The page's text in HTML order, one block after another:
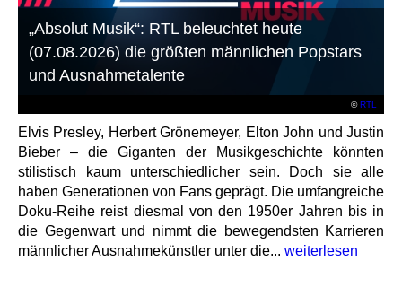
©RTL
„Absolut Musik“: RTL beleuchtet heute
(07.08.2026) die größten männlichen Popstars
und Ausnahmetalente
Elvis Presley, Herbert Grönemeyer, Elton John und Justin
Bieber – die Giganten der Musikgeschichte könnten
stilistisch kaum unterschiedlicher sein. Doch sie alle
haben Generationen von Fans geprägt. Die umfangreiche
Doku-Reihe reist diesmal von den 1950er Jahren bis in
die Gegenwart und nimmt die bewegendsten Karrieren
männlicher Ausnahmekünstler unter die... weiterlesen